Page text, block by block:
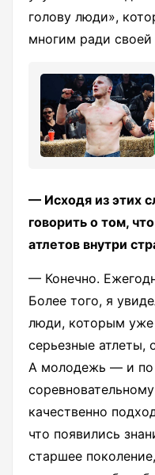
голову люди»,
многим ради своей
— Исходя из этих
говорить о том,
атлетов внутри
— Конечно.
Более того, я
люди, которым уже
серьезные
А молодежь — и по
качественно
что появились
старшее